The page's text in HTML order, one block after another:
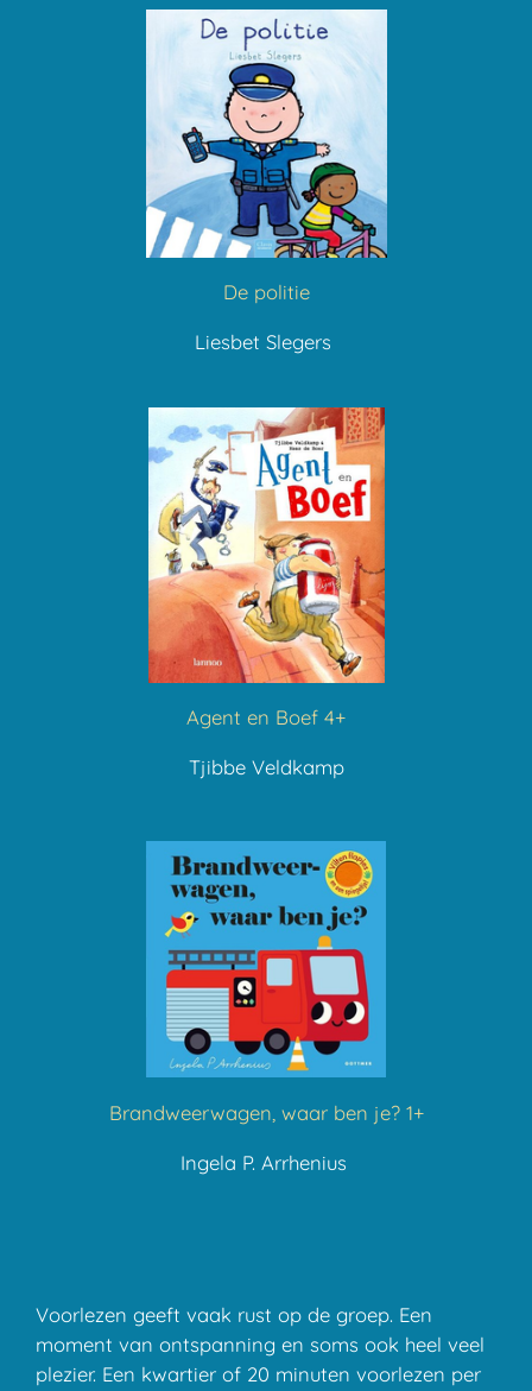
De politie
Liesbet Slegers
Agent en Boef 4+
Tjibbe Veldkamp
Brandweerwagen, waar ben je? 1+
Ingela P. Arrhenius
Voorlezen geeft vaak rust op de groep. Een
moment van ontspanning en soms ook heel veel
plezier. Een kwartier of 20 minuten voorlezen per